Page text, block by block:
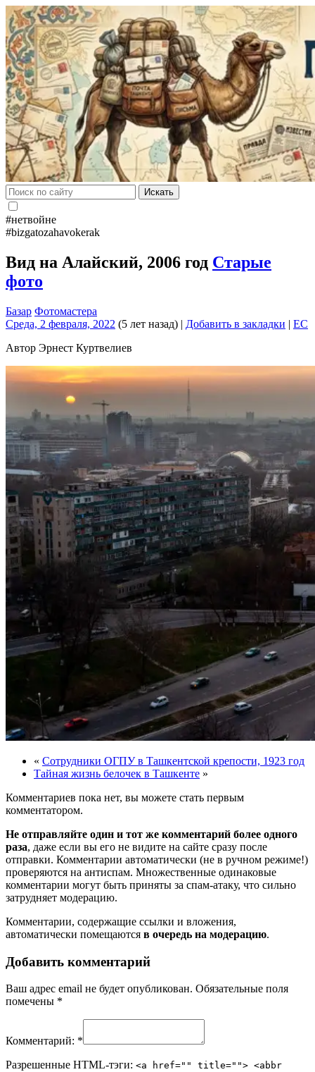
Искать
#нетвойне
#bizgatozahavokerak
Вид на Алайский, 2006 год Старые
фото
Базар Фотомастера
Среда, 2 февраля, 2022 (5 лет назад) | Добавить в закладки | EC
Автор Эрнест Куртвелиев
« Сотрудники ОГПУ в Ташкентской крепости, 1923 год
Тайная жизнь белочек в Ташкенте »
Комментариев пока нет, вы можете стать первым
комментатором.
Не отправляйте один и тот же комментарий более одного
раза, даже если вы его не видите на сайте сразу после
отправки. Комментарии автоматически (не в ручном режиме!)
проверяются на антиспам. Множественные одинаковые
комментарии могут быть приняты за спам-атаку, что сильно
затрудняет модерацию.
Комментарии, содержащие ссылки и вложения,
автоматически помещаются в очередь на модерацию.
Добавить комментарий
Ваш адрес email не будет опубликован. Обязательные поля
помечены *
Комментарий: *
Разрешенные HTML-тэги: <a href="" title=""> <abbr